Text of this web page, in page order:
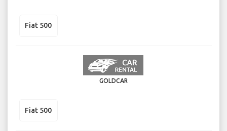
Fiat 500
GOLDCAR
Fiat 500